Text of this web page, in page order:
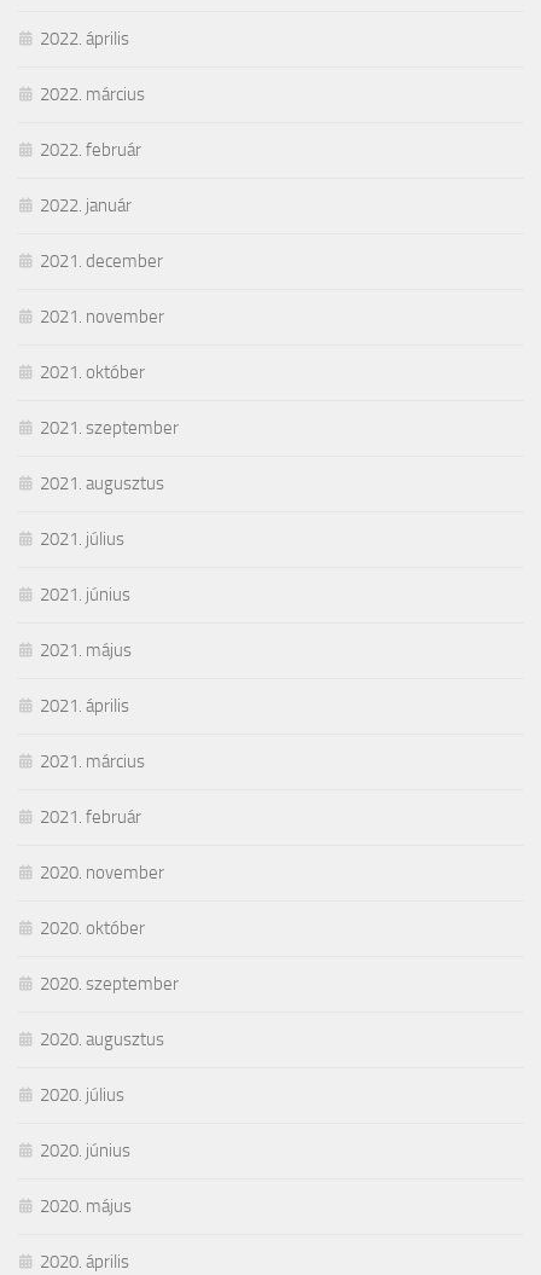
2022. április
2022. március
2022. február
2022. január
2021. december
2021. november
2021. október
2021. szeptember
2021. augusztus
2021. július
2021. június
2021. május
2021. április
2021. március
2021. február
2020. november
2020. október
2020. szeptember
2020. augusztus
2020. július
2020. június
2020. május
2020. április